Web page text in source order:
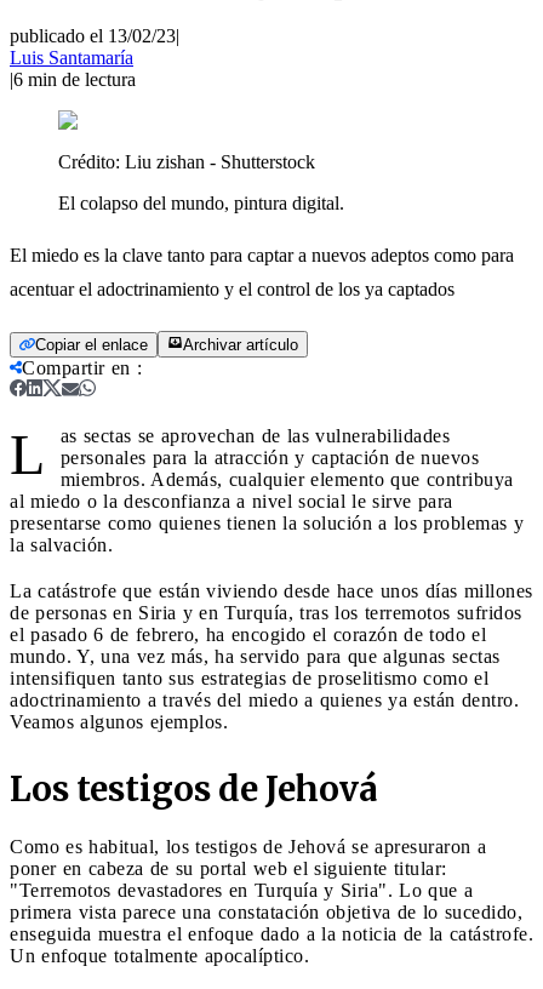
publicado el 13/02/23|
Luis Santamaría
|6 min de lectura
Crédito: Liu zishan - Shutterstock
El colapso del mundo, pintura digital.
El miedo es la clave tanto para captar a nuevos adeptos como para
acentuar el adoctrinamiento y el control de los ya captados
Copiar el enlace Archivar artículo
Compartir en :
L
as sectas se aprovechan de las vulnerabilidades
personales para la atracción y captación de nuevos
miembros. Además, cualquier elemento que contribuya
al miedo o la desconfianza a nivel social le sirve para
presentarse como quienes tienen la solución a los problemas y
la salvación.
La catástrofe que están viviendo desde hace unos días millones
de personas en Siria y en Turquía, tras los terremotos sufridos
el pasado 6 de febrero, ha encogido el corazón de todo el
mundo. Y, una vez más, ha servido para que algunas sectas
intensifiquen tanto sus estrategias de proselitismo como el
adoctrinamiento a través del miedo a quienes ya están dentro.
Veamos algunos ejemplos.
Los testigos de Jehová
Como es habitual, los testigos de Jehová se apresuraron a
poner en cabeza de su portal web el siguiente titular:
"Terremotos devastadores en Turquía y Siria". Lo que a
primera vista parece una constatación objetiva de lo sucedido,
enseguida muestra el enfoque dado a la noticia de la catástrofe.
Un enfoque totalmente apocalíptico.